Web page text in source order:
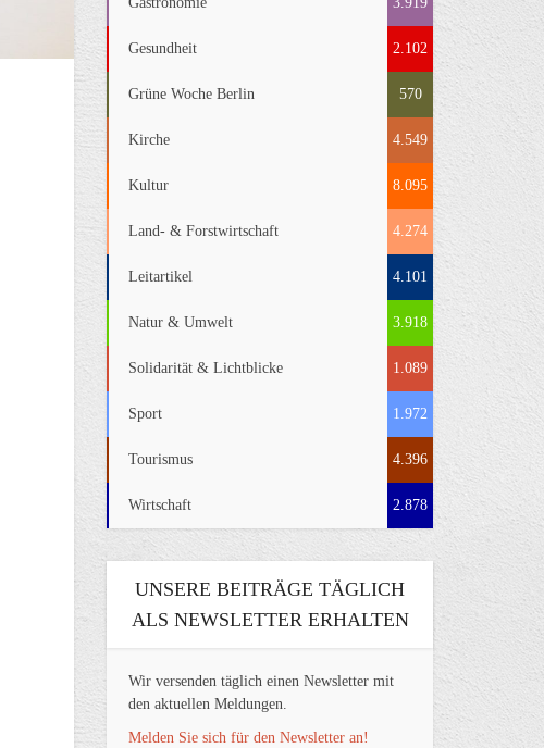
Gesundheit 2.102
Grüne Woche Berlin 570
Kirche 4.549
Kultur 8.095
Land- & Forstwirtschaft 4.274
Leitartikel 4.101
Natur & Umwelt 3.918
Solidarität & Lichtblicke 1.089
Sport 1.972
Tourismus 4.396
Wirtschaft 2.878
UNSERE BEITRÄGE TÄGLICH
ALS NEWSLETTER ERHALTEN
Wir versenden täglich einen Newsletter mit
den aktuellen Meldungen.
Melden Sie sich für den Newsletter an!